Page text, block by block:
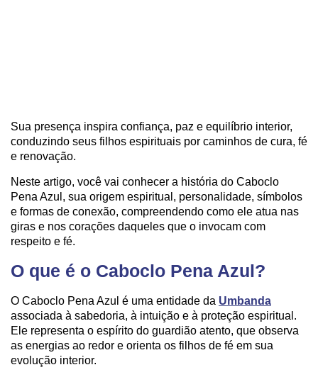
Sua presença inspira confiança, paz e equilíbrio interior,
conduzindo seus filhos espirituais por caminhos de cura, fé
e renovação.
Neste artigo, você vai conhecer a história do Caboclo
Pena Azul, sua origem espiritual, personalidade, símbolos
e formas de conexão, compreendendo como ele atua nas
giras e nos corações daqueles que o invocam com
respeito e fé.
O que é o Caboclo Pena Azul?
O Caboclo Pena Azul é uma entidade da Umbanda
associada à sabedoria, à intuição e à proteção espiritual.
Ele representa o espírito do guardião atento, que observa
as energias ao redor e orienta os filhos de fé em sua
evolução interior.